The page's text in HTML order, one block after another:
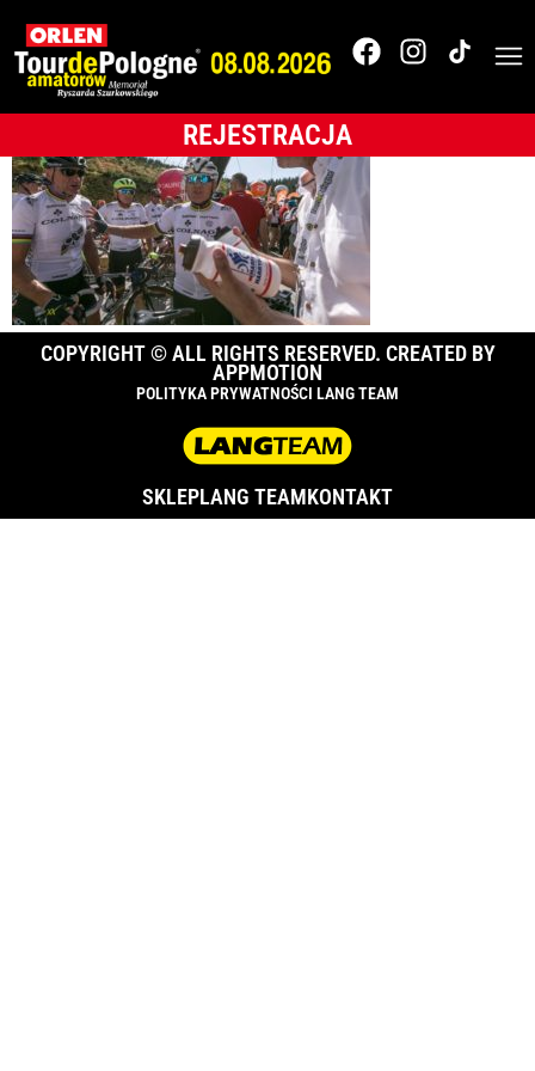
REJESTRACJA
COPYRIGHT © ALL RIGHTS RESERVED. CREATED BY
APPMOTION
POLITYKA PRYWATNOŚCI LANG TEAM
SKLEPLANG TEAMKONTAKT